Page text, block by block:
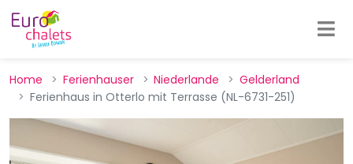
Home Ferienhauser Niederlande
Gelderland
Ferienhaus in Otterlo mit Terrasse (NL-6731-251)